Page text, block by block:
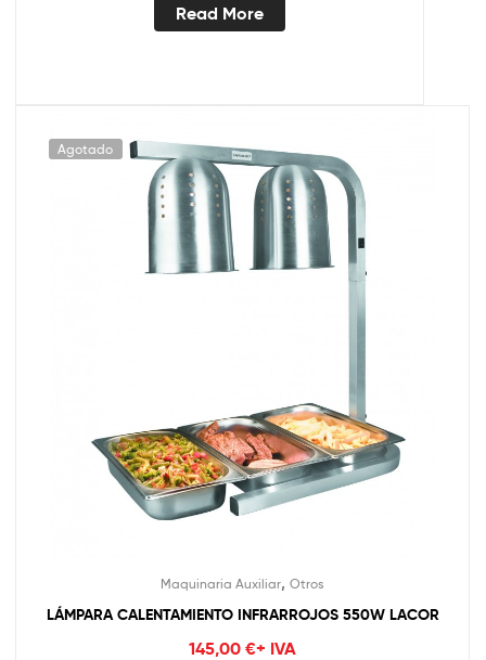
Read More
Agotado
Maquinaria Auxiliar, Otros
LÁMPARA CALENTAMIENTO INFRARROJOS 550W LACOR
145,00 €+ IVA